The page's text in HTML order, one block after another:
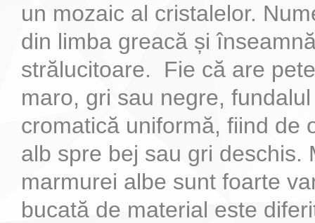
un mozaic al cristalelor.
din limba greacă și
strălucitoare. Fie că are
maro, gri sau negre,
cromatică uniformă, fiind de
alb spre bej sau gri deschis.
marmurei albe sunt foarte
bucată de material este